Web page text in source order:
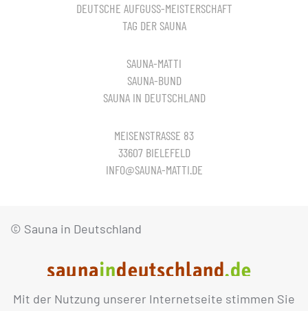
Mit der Nutzung unserer Internetseite stimmen Sie
DEUTSCHE AUFGUSS-MEISTERSCHAFT
TAG DER SAUNA
SAUNA-MATTI
SAUNA-BUND
SAUNA IN DEUTSCHLAND
MEISENSTRASSE 83
33607 BIELEFELD
INFO@SAUNA-MATTI.DE
© Sauna in Deutschland